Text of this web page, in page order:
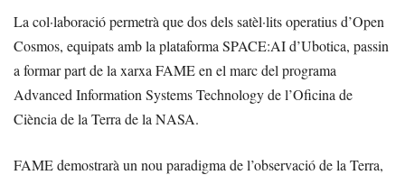
La col·laboració permetrà que dos dels satèl·lits operatius d’Open
Cosmos, equipats amb la plataforma SPACE:AI d’Ubotica, passin
a formar part de la xarxa FAME en el marc del programa
Advanced Information Systems Technology de l’Oficina de
Ciència de la Terra de la NASA.
FAME demostrarà un nou paradigma de l’observació de la Terra,